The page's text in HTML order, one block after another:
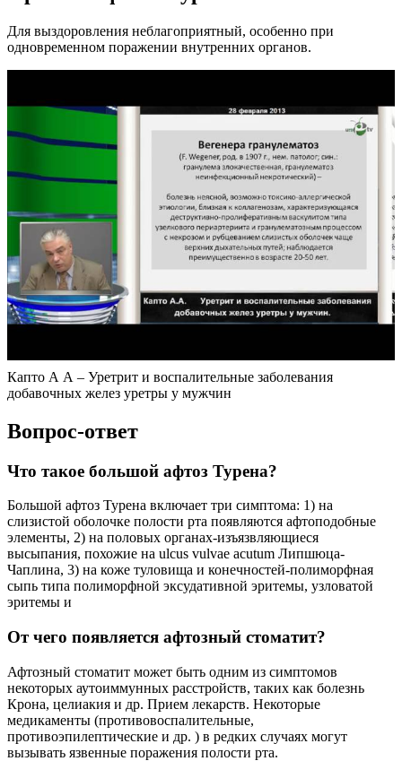
Для выздоровления неблагоприятный, особенно при
одновременном поражении внутренних органов.
Капто А А – Уретрит и воспалительные заболевания
добавочных желез уретры у мужчин
Вопрос-ответ
Что такое большой афтоз Турена?
Большой афтоз Турена включает три симптома: 1) на
слизистой оболочке полости рта появляются афтоподобные
элементы, 2) на половых органах-изъязвляющиеся
высыпания, похожие на ulcus vulvae acutum Липшюца-
Чаплина, 3) на коже туловища и конечностей-полиморфная
сыпь типа полиморфной эксудативной эритемы, узловатой
эритемы и
От чего появляется афтозный стоматит?
Афтозный стоматит может быть одним из симптомов
некоторых аутоиммунных расстройств, таких как болезнь
Крона, целиакия и др. Прием лекарств. Некоторые
медикаменты (противовоспалительные,
противоэпилептические и др. ) в редких случаях могут
вызывать язвенные поражения полости рта.